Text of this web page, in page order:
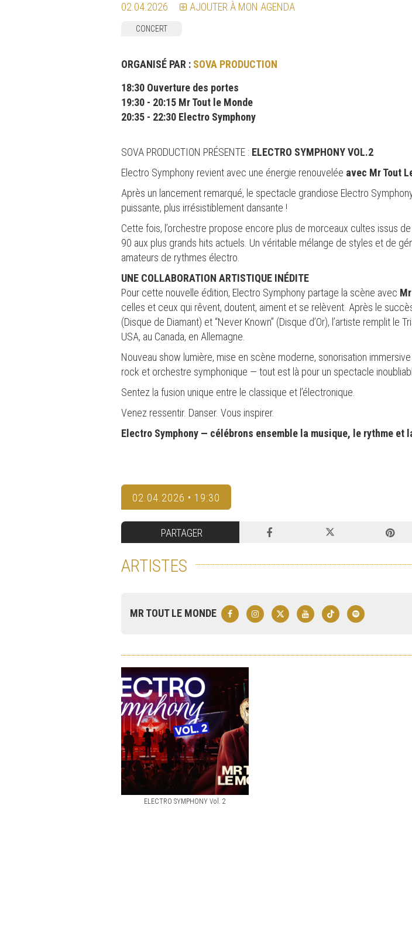
02.04.2026 AJOUTER À MON AGENDA
CONCERT
ORGANISÉ PAR : SOVA PRODUCTION
18:30 Ouverture des portes
19:30 - 20:15 Mr Tout le Monde
20:35 - 22:30 Electro Symphony
SOVA PRODUCTION PRÉSENTE : ELECTRO SYMPHONY VOL.2
Electro Symphony revient avec une énergie renouvelée avec Mr Tout
Après un lancement remarqué, le spectacle grandiose Electro
puissante, plus irrésistiblement dansante !
Cette fois, l’orchestre propose encore plus de morceaux cultes issus
90 aux plus grands hits actuels. Un véritable mélange de styles et de
amateurs de rythmes électro.
UNE COLLABORATION ARTISTIQUE INÉDITE
Pour cette nouvelle édition, Electro Symphony partage la scène avec
celles et ceux qui rêvent, doutent, aiment et se relèvent. Après le
(Disque de Diamant) et “Never Known” (Disque d’Or), l’artiste remplit
USA, au Canada, en Allemagne.
Nouveau show lumière, mise en scène moderne, sonorisation
rock et orchestre symphonique — tout est là pour un spectacle
Sentez la fusion unique entre le classique et l’électronique.
Venez ressentir. Danser. Vous inspirer.
Electro Symphony — célébrons ensemble la musique, le rythme et
02.04.2026 • 19:30
PARTAGER
ARTISTES
MR TOUT LE MONDE
ELECTRO SYMPHONY Vol. 2